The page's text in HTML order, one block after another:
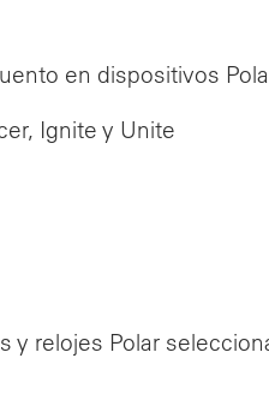
en dispositivos
Ignite y Unite
y relojes Polar